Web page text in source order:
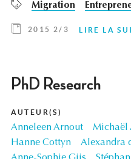
Migration
2015 2/3 LIRE LA
PhD Research
AUTEUR(S)
Anneleen Arnout Michaël
Hanne Cottyn
Alexandra